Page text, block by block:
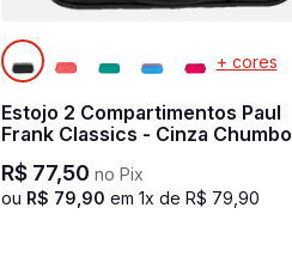
+ cores
Estojo 2 Compartimentos Paul
Frank Classics - Cinza Chumbo
R$ 77,50 no Pix
ou R$ 79,90 em 1x de R$ 79,90